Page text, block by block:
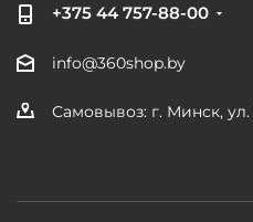
+375 44 757-88-00
info@360shop.by
Самовывоз: г. Минск, ул.